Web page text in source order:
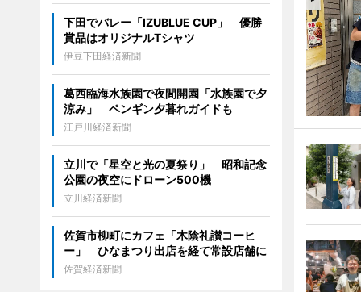
下田でバレー「IZUBLUE CUP」 優勝
賞品はオリジナルTシャツ
伊豆下田経済新聞
葛西臨海水族園で夜間開園「水族園で夕
涼み」 ペンギン夕暮れガイドも
江戸川経済新聞
立川で「星空と光の夏祭り」 昭和記念
公園の夜空にドローン500機
立川経済新聞
佐賀市柳町にカフェ「木陰礼讃コーヒ
ー」 ひなまつり出店を経て常設店舗に
佐賀経済新聞